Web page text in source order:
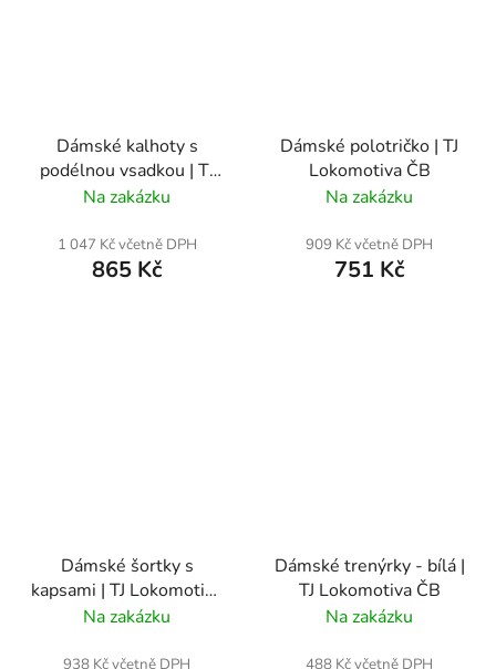
Dámské kalhoty s
podélnou vsadkou | TJ
Lokomotiva ČB
Na zakázku
1 047 Kč včetně DPH
865 Kč
Dámské polotričko | TJ
Lokomotiva ČB
Na zakázku
909 Kč včetně DPH
751 Kč
Dámské šortky s
kapsami | TJ Lokomotiva
ČB
Na zakázku
938 Kč včetně DPH
Dámské trenýrky - bílá |
TJ Lokomotiva ČB
Na zakázku
488 Kč včetně DPH